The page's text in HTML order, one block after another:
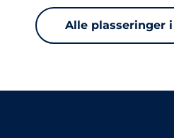
Alle plasseringer